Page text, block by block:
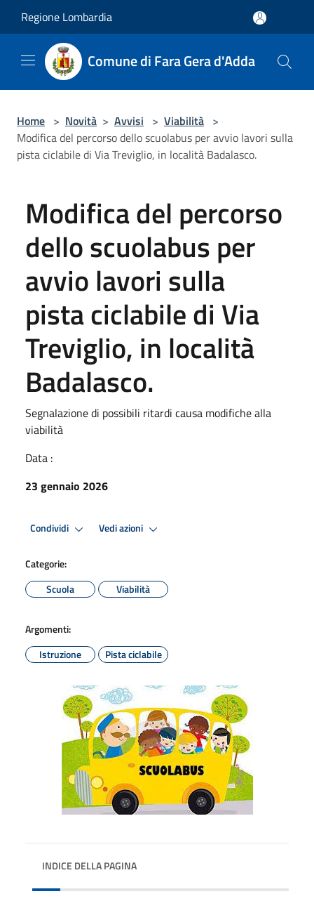
Regione Lombardia
Comune di Fara Gera d'Adda
Home > Novità > Avvisi > Viabilità >
Modifica del percorso dello scuolabus per avvio lavori sulla
pista ciclabile di Via Treviglio, in località Badalasco.
Modifica del percorso
dello scuolabus per
avvio lavori sulla
pista ciclabile di Via
Treviglio, in località
Badalasco.
Segnalazione di possibili ritardi causa modifiche alla
viabilità
Data :
23 gennaio 2026
Condividi Vedi azioni
Categorie:
Scuola
Viabilità
Argomenti:
Istruzione
Pista ciclabile
INDICE DELLA PAGINA